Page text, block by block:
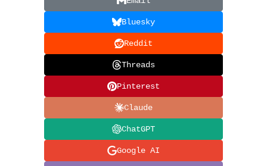
Bluesky
Reddit
Threads
Pinterest
Claude
ChatGPT
Google AI